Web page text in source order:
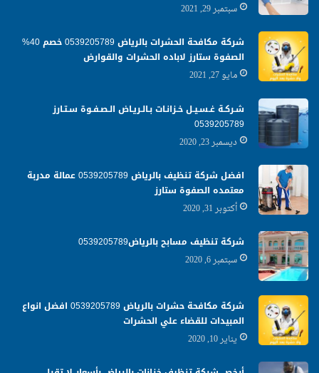
سبتمبر 29, 2021
شركة مكافحة الحشرات بالرياض 0539205789 خصم 40%
الصفوة ستارز لاباده الحشرات والقوارض
مايو 27, 2021
شـركـة غـسـيـل خـزانـات بـالـريـاض الـصـفـوة سـتـارز
0539205789
ديسمبر 23, 2020
افضل شركة تنظيف بالرياض 0539205789 عمالة مدربة
معتمده الصفوة ستارز
أكتوبر 31, 2020
شركة تنظيف مسابح بالرياض0539205789
سبتمبر 6, 2020
شركة مكافحة حشرات بالرياض 0539205789 افضل انواع
المبيدات للقضاء علي الحشرات
يناير 10, 2020